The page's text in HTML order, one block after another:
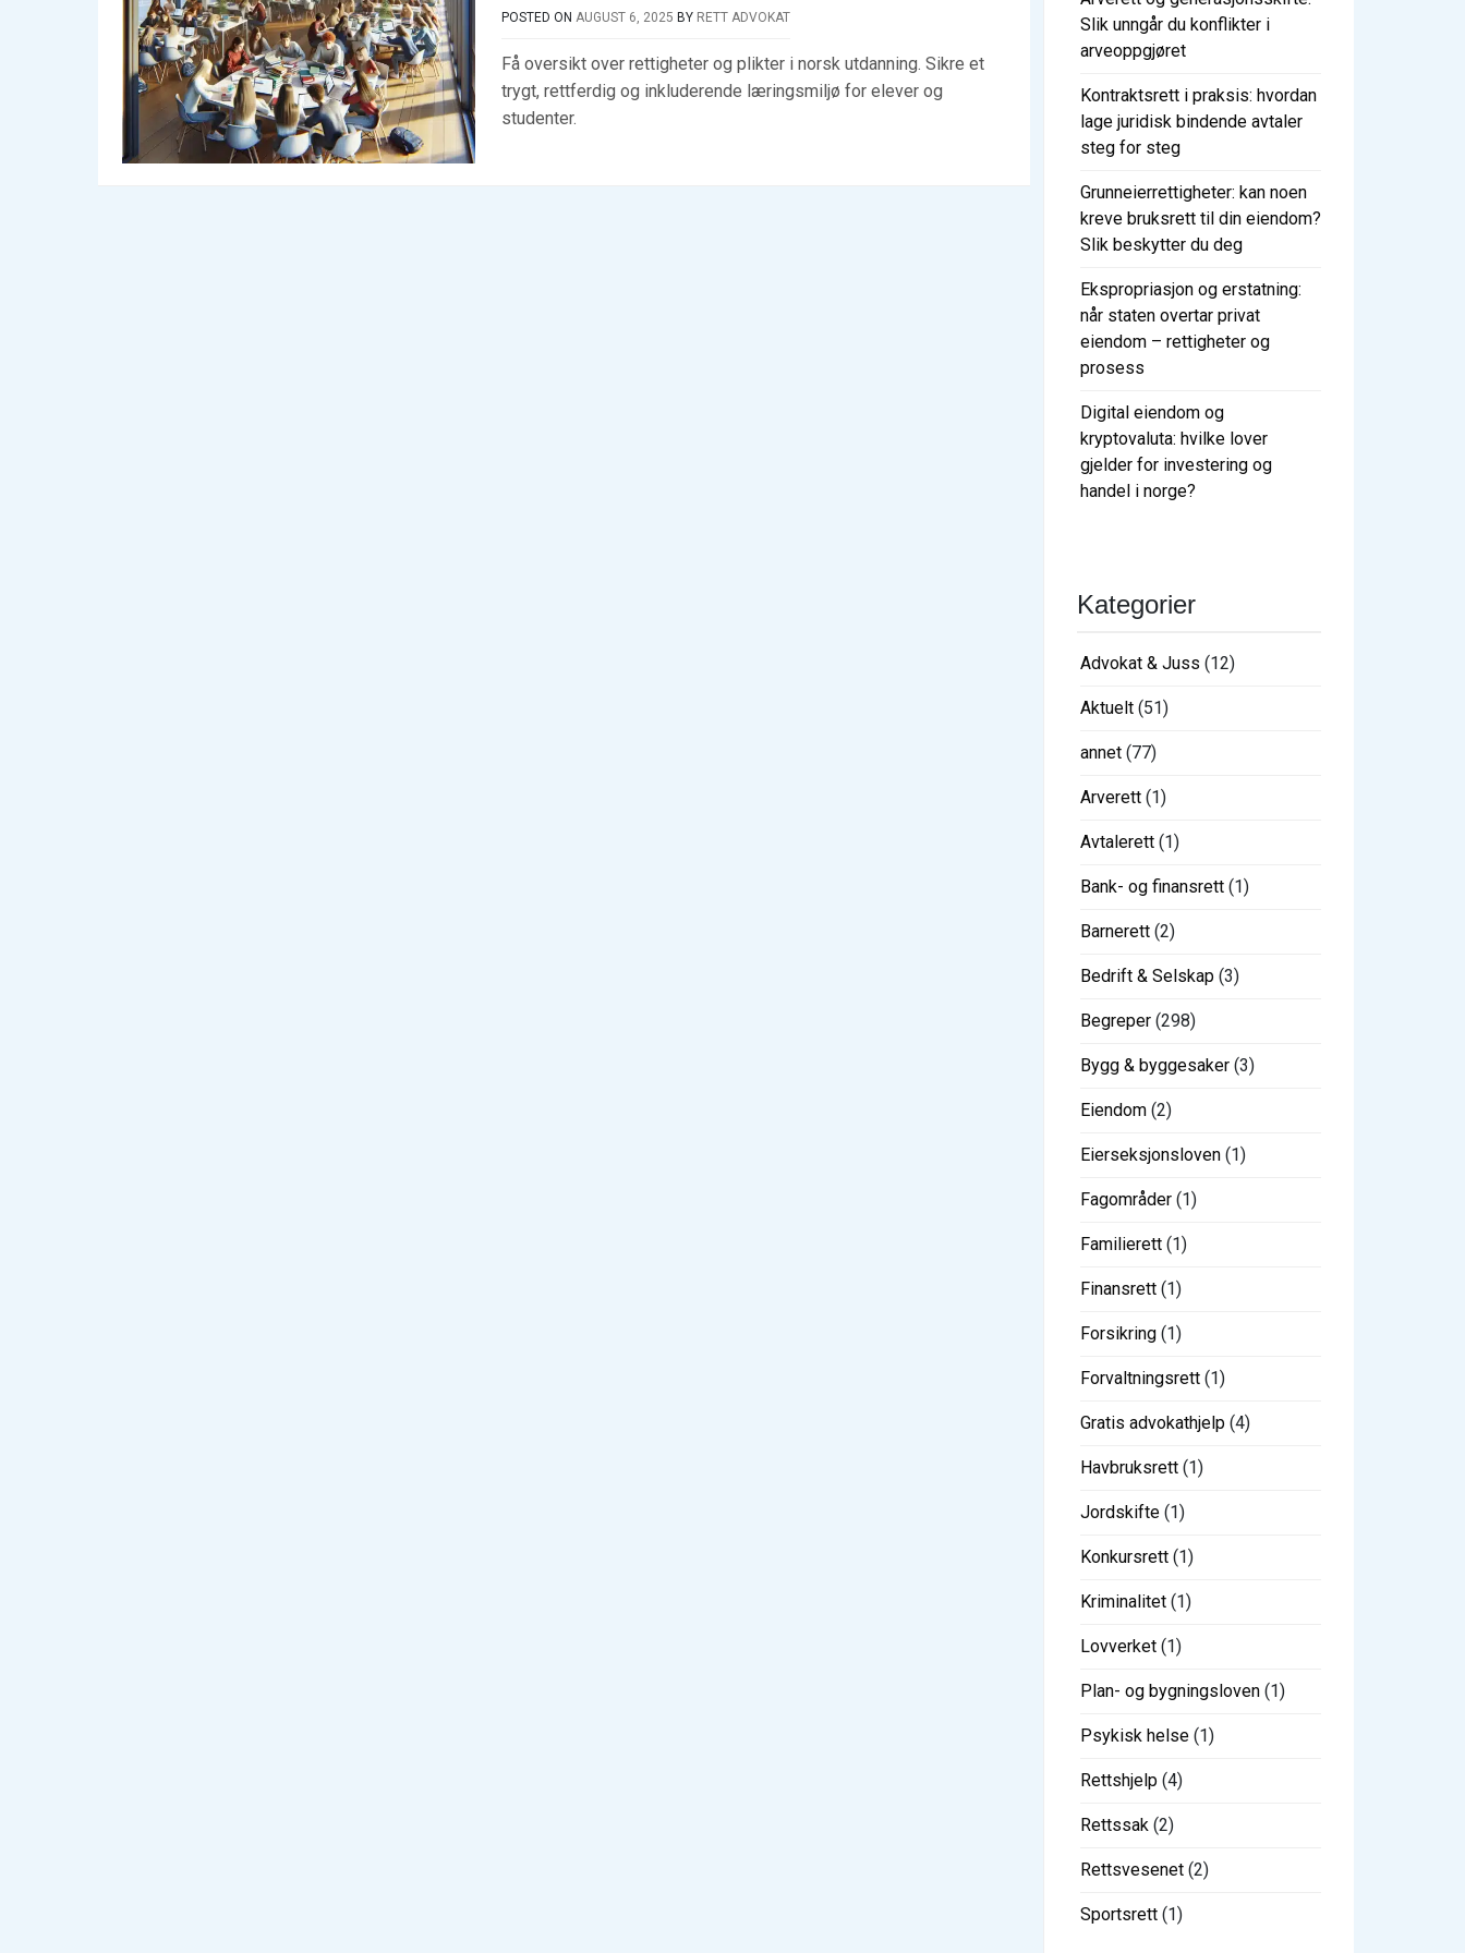
POSTED ON AUGUST 6, 2025 BY RETT ADVOKAT
Få oversikt over rettigheter og plikter i norsk utdanning. Sikre et
trygt, rettferdig og inkluderende læringsmiljø for elever og
studenter.
Slik unngår du konflikter i
arveoppgjøret
Kontraktsrett i praksis: hvordan
lage juridisk bindende avtaler
steg for steg
Grunneierrettigheter: kan noen
kreve bruksrett til din eiendom?
Slik beskytter du deg
Ekspropriasjon og erstatning:
når staten overtar privat
eiendom – rettigheter og
prosess
Digital eiendom og
kryptovaluta: hvilke lover
gjelder for investering og
handel i norge?
Kategorier
Advokat & Juss (12)
Aktuelt (51)
annet (77)
Arverett (1)
Avtalerett (1)
Bank- og finansrett (1)
Barnerett (2)
Bedrift & Selskap (3)
Begreper (298)
Bygg & byggesaker (3)
Eiendom (2)
Eierseksjonsloven (1)
Fagområder (1)
Familierett (1)
Finansrett (1)
Forsikring (1)
Forvaltningsrett (1)
Gratis advokathjelp (4)
Havbruksrett (1)
Jordskifte (1)
Konkursrett (1)
Kriminalitet (1)
Lovverket (1)
Plan- og bygningsloven (1)
Psykisk helse (1)
Rettshjelp (4)
Rettssak (2)
Rettsvesenet (2)
Sportsrett (1)